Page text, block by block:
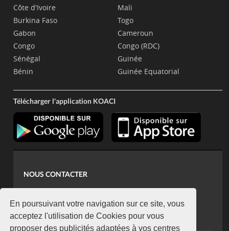
En poursuivant votre navigation sur ce site, vous
acceptez l'utilisation de Cookies pour vous
proposer des publicités adaptées à vos centres
Côte d'Ivoire
Burkina Faso
Gabon
Congo
Sénégal
Bénin
Mali
Togo
Cameroun
Congo (RDC)
Guinée
Guinée Equatorial
Télécharger l'application KOACI
NOUS CONTACTER
koaci@yahoo.fr
+225 07 08 85 52 93